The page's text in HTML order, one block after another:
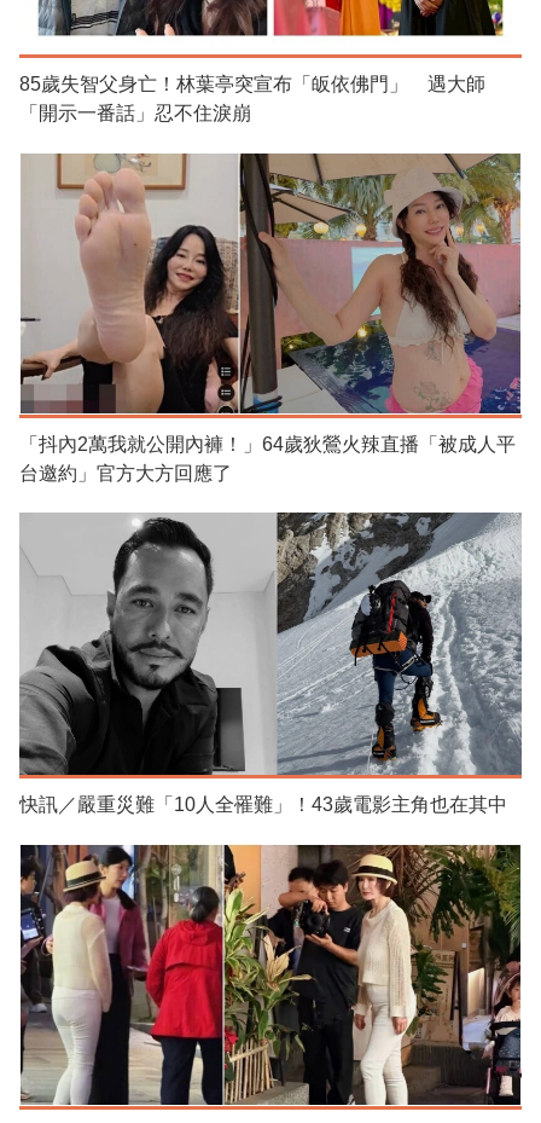
85歲失智父身亡！林葉亭突宣布「皈依佛門」 遇大師
「開示一番話」忍不住淚崩
「抖內2萬我就公開內褲！」64歲狄鶯火辣直播「被成人平
台邀約」官方大方回應了
快訊／嚴重災難「10人全罹難」！43歲電影主角也在其中